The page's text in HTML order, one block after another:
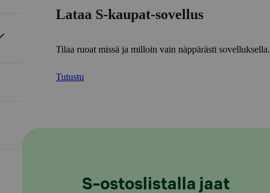
Lataa S-kaupat-sovellus
Tilaa ruoat missä ja milloin vain näppärästi sovelluksella.
Tutustu
S-ostoslistalla jaat